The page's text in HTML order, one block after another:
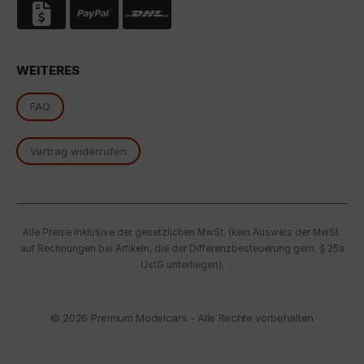
WEITERES
FAQ
Vertrag widerrufen
Alle Preise inklusive der gesetzlichen MwSt. (kein Ausweis der MwSt.
auf Rechnungen bei Artikeln, die der Differenzbesteuerung gem. § 25a
UstG unterliegen).
© 2026 Premium Modelcars - Alle Rechte vorbehalten
oben beschriebene Übertragung nicht statt.